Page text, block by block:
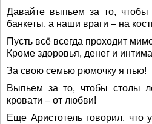
Давайте выпьем за то,
банкеты, а наши враги – на
Пусть всё всегда проходит
Кроме здоровья, денег и
За свою семью рюмочку я пью!
Выпьем за то, чтобы столы
кровати – от любви!
Еще Аристотель говорил, что